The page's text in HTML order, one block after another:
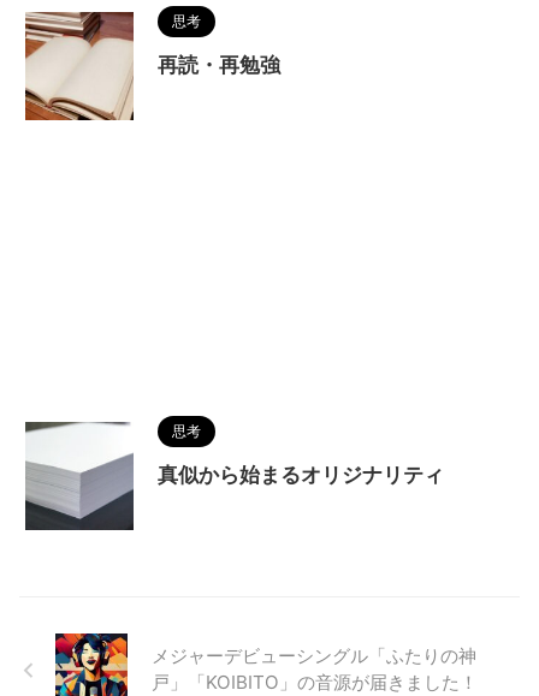
思考
再読・再勉強
思考
真似から始まるオリジナリティ
メジャーデビューシングル「ふたりの神
戸」「KOIBITO」の音源が届きました！